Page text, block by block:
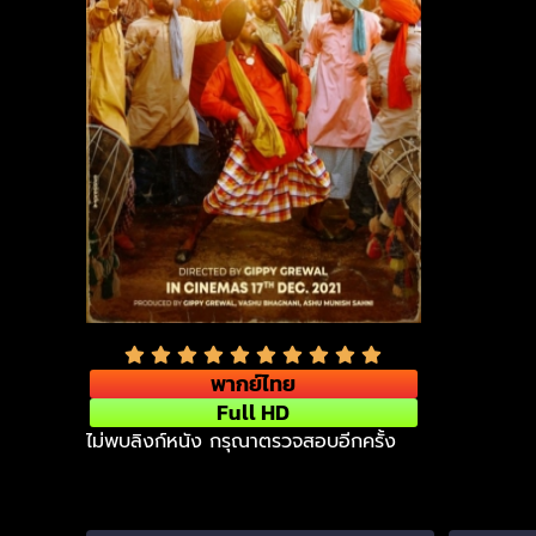
พากย์ไทย
Full HD
ไม่พบลิงก์หนัง กรุณาตรวจสอบอีกครั้ง